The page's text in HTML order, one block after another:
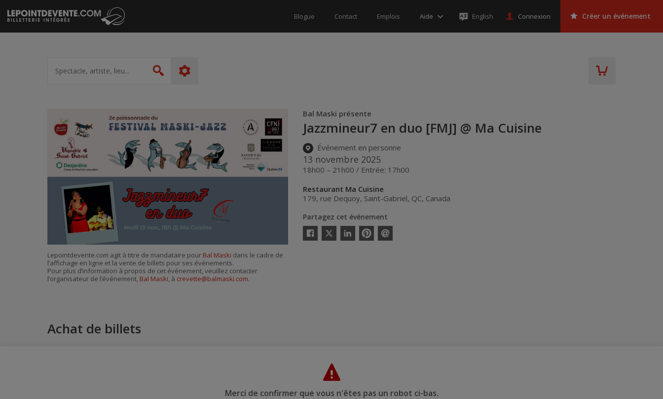
Passer
au
contenu
Blogue Contact Emplois Aide English Connexion Créer un événement
artiste,
lieu...
Rechercher
Bal Maski présente
Jazzmineur7 en duo [FMJ] @ Ma Cuisine
Événement en personne
13 novembre 2025
18h00 – 21h00 / Entrée: 17h00
Restaurant Ma Cuisine
179, rue Dequoy, Saint-Gabriel, QC, Canada
Partagez cet événement
Facebook
Twitter
LinkedinPinterestEnvoyer
Lepointdevente.com agit à titre de mandataire pour Bal Maski dans le cadre de
l’affichage en ligne et la vente de billets pour ses événements.
Pour plus d’information à propos de cet événement, veuillez contacter
l’organisateur de l’événement, Bal Maski, à crevette@balmaski.com.
Achat de billets
Merci de confirmer que vous n'êtes pas un robot ci-bas.